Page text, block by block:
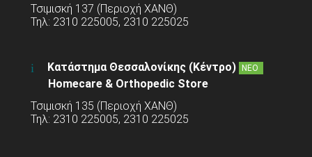
Τσιμισκή 137 (Περιοχή ΧΑΝΘ)
Τηλ: 2310 225005, 2310 225025
Κατάστημα Θεσσαλονίκης (Κέντρο) ΝΕΟ
Homecare & Orthopedic Store
Τσιμισκή 135 (Περιοχή ΧΑΝΘ)
Τηλ: 2310 225005, 2310 225025